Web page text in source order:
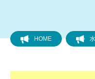
屋根葺き替え
HOME